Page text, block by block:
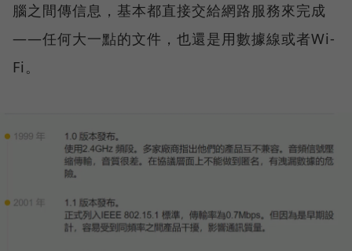
腦之間傳信息，基本都直接交給網路服務來完成
——任何大一點的文件，也還是用數據線或者Wi-
Fi。